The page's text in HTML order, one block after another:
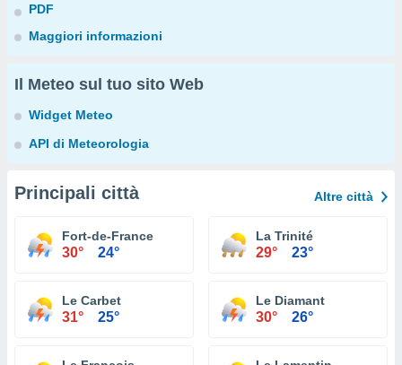
PDF
Maggiori informazioni
Il Meteo sul tuo sito Web
Widget Meteo
API di Meteorologia
Principali città Altre città
Fort-de-France
30° 24°
La Trinité
29° 23°
Le Carbet
31° 25°
Le Diamant
30° 26°